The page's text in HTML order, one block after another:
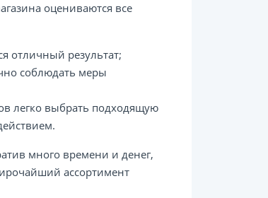
оцениваются все
отличный результат;
соблюдать меры
легко выбрать подходящую
много времени и денег,
ассортимент